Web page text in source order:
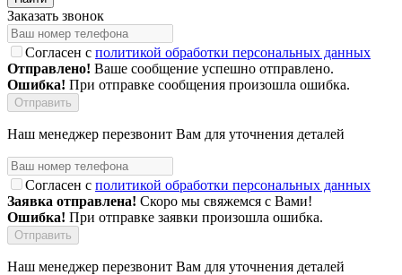
Заказать звонок
Согласен с политикой обработки персональных данных
Отправлено! Ваше сообщение успешно отправлено.
Ошибка! При отправке сообщения произошла ошибка.
Наш менеджер перезвонит Вам для уточнения деталей
Согласен с политикой обработки персональных данных
Заявка отправлена! Скоро мы свяжемся с Вами!
Ошибка! При отправке заявки произошла ошибка.
Наш менеджер перезвонит Вам для уточнения деталей